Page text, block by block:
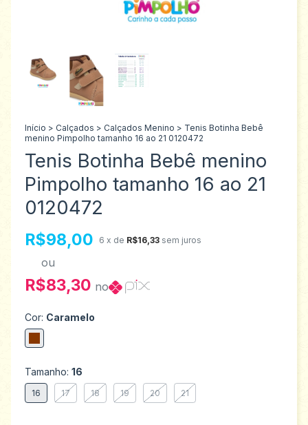
Início > Calçados > Calçados Menino > Tenis Botinha Bebê
menino Pimpolho tamanho 16 ao 21 0120472
Tenis Botinha Bebê menino
Pimpolho tamanho 16 ao 21
0120472
R$98,00 6 x de R$16,33 sem juros
ou
R$83,30 no
Cor: Caramelo
Tamanho: 16
16 17 18 19 20 21